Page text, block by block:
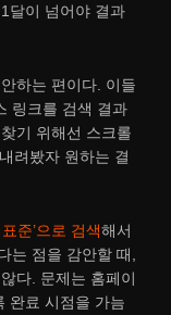
달이 넘어야 결과
하는 편이다. 이들
링크를 검색 결과
기 위해선 스크롤
려봤자 원하는 결
준’으로 검색해서
는 점을 감안할 때,
다. 문제는 홈페이
완료 시점을 가늠